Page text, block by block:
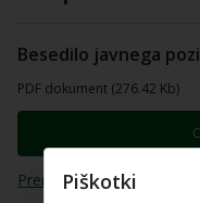
Besedilo javnega
PDF dokument (276.42 Kb)
Prenesi dokument
Piškotki